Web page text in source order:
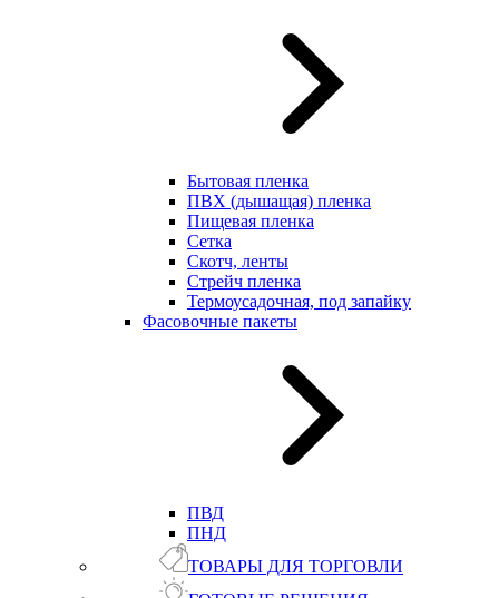
Бытовая пленка
ПВХ (дышащая) пленка
Пищевая пленка
Сетка
Скотч, ленты
Стрейч пленка
Термоусадочная, под запайку
Фасовочные пакеты
ПВД
ПНД
ТОВАРЫ ДЛЯ ТОРГОВЛИ